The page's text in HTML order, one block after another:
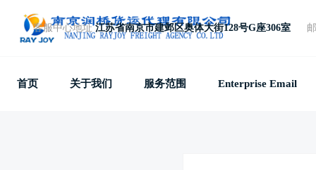
客服中心地址 江苏省南京市建邺区奥体大街128号G座306室
首页 关于我们 服务范围 Enterprise Email